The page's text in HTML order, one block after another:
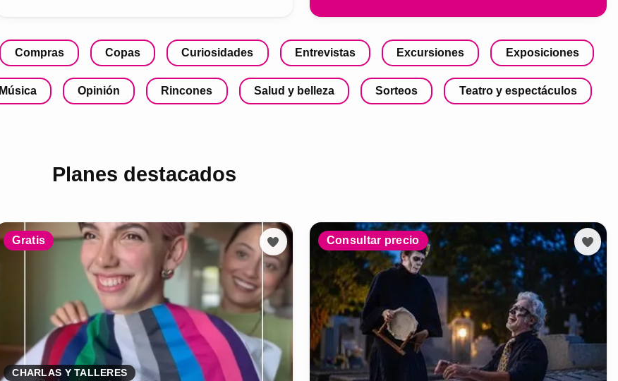
Compras Copas Curiosidades Entrevistas Excursiones Exposiciones
Música Opinión Rincones Salud y belleza Sorteos Teatro y espectáculos
Planes destacados
Gratis
CHARLAS Y TALLERES
Consultar precio